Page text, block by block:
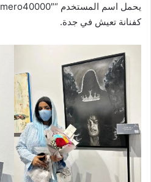
كفنانة تعيش في جدة.